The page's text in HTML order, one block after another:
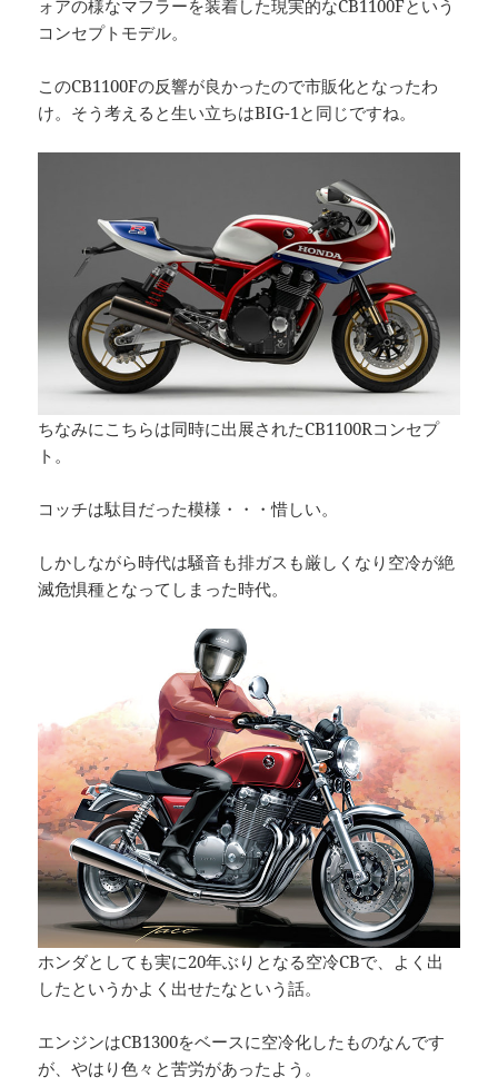
ォアの様なマフラーを装着した現実的なCB1100Fという
コンセプトモデル。
このCB1100Fの反響が良かったので市販化となったわ
け。そう考えると生い立ちはBIG-1と同じですね。
ちなみにこちらは同時に出展されたCB1100Rコンセプ
ト。
コッチは駄目だった模様・・・惜しい。
しかしながら時代は騒音も排ガスも厳しくなり空冷が絶
滅危惧種となってしまった時代。
ホンダとしても実に20年ぶりとなる空冷CBで、よく出
したというかよく出せたなという話。
エンジンはCB1300をベースに空冷化したものなんです
が、やはり色々と苦労があったよう。